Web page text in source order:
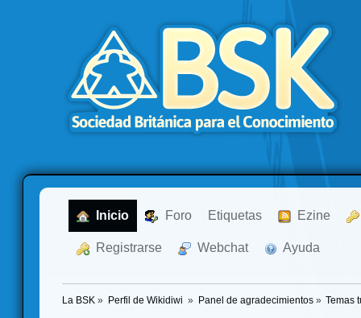
Inicio Foro Etiquetas Ezine
Registrarse Webchat Ayuda
La BSK » Perfil de Wikidiwi » Panel de agradecimientos» Temas